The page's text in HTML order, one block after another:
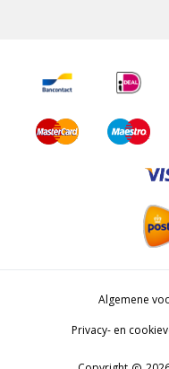
Algemene
Privacy- en